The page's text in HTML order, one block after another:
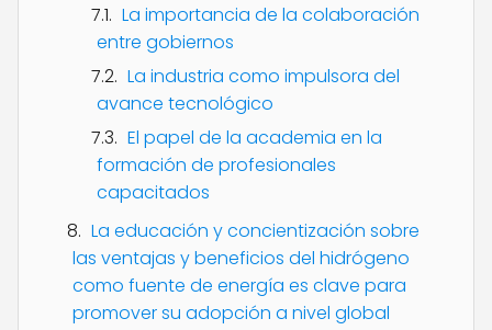
La importancia de la colaboración
entre gobiernos
La industria como impulsora del
avance tecnológico
El papel de la academia en la
formación de profesionales
capacitados
La educación y concientización sobre
las ventajas y beneficios del hidrógeno
como fuente de energía es clave para
promover su adopción a nivel global